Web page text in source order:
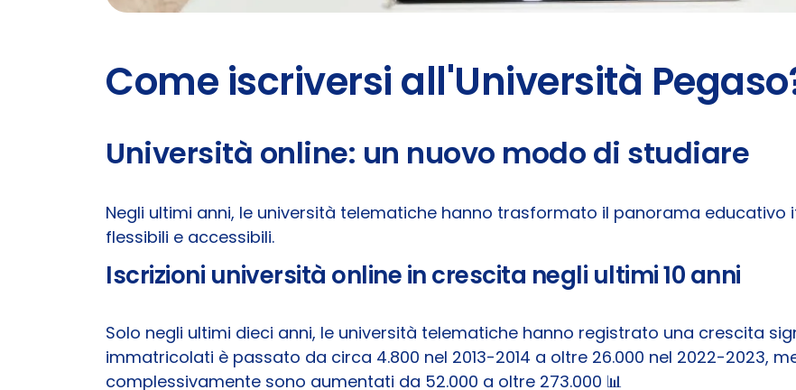
Come iscriversi all'Università
Università online: un nuovo modo di studiare
Negli ultimi anni, le università telematiche hanno trasformato il panorama
flessibili e accessibili.
Iscrizioni università online in crescita negli ultimi 10 anni
Solo negli ultimi dieci anni, le università telematiche hanno registrato una crescita
immatricolati è passato da circa 4.800 nel 2013-2014 a oltre 26.000 nel 2022-2023,
complessivamente sono aumentati da 52.000 a oltre 273.000 📊